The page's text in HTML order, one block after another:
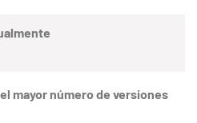
mayor número de versiones